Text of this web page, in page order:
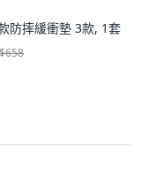
防摔緩衝墊 3款, 1套
$658